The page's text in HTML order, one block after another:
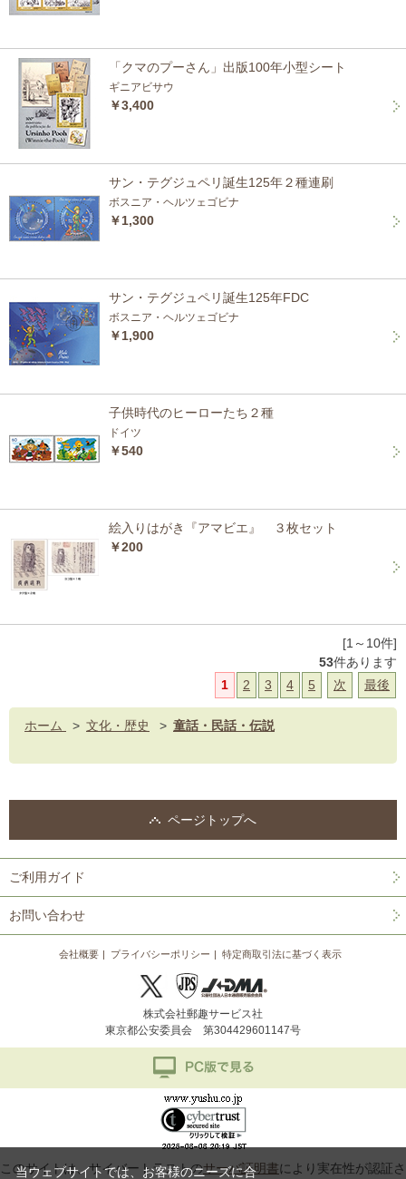
「クマのプーさん」出版100年小型シート
ギニアビサウ
￥3,400
サン・テグジュペリ誕生125年２種連刷
ボスニア・ヘルツェゴビナ
￥1,300
サン・テグジュペリ誕生125年FDC
ボスニア・ヘルツェゴビナ
￥1,900
子供時代のヒーローたち２種
ドイツ
￥540
絵入りはがき『アマビエ』 ３枚セット
￥200
[1～10件]
53件あります
1
2 3 4 5 次 最後
ホーム > 文化・歴史 > 童話・民話・伝説
ページトップへ
ご利用ガイド
お問い合わせ
会社概要 プライバシーポリシー 特定商取引法に基づく表示
株式会社郵趣サービス社
東京都公安委員会 第304429601147号
このサイトは、サイバートラストのサーバ証明書により実在性が認証さ
当ウェブサイトでは、お客様のニーズに合